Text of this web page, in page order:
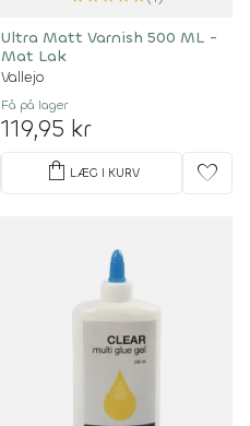
Ultra Matt Varnish 500 ML -
Mat Lak
Vallejo
Få på lager
119,95 kr
shopping_bag LÆG I KURV favorite